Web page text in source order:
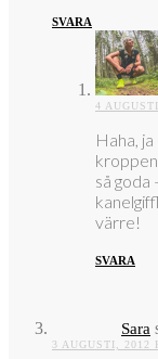
SVARA
4
Haha,
så goda
värre!
SVARA
Sara
3 AUGUSTI, 2012